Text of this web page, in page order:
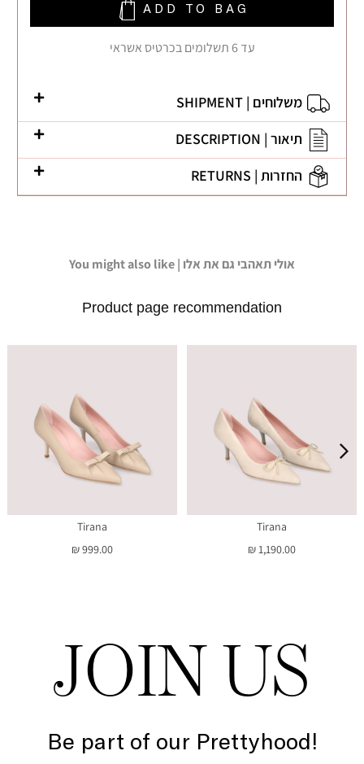
ADD TO BAG
עד 6 תשלומים בכרטיס אשראי
משלוחים | SHIPMENT
תיאור | DESCRIPTION
החזרות | RETURNS
You might also like | אולי תאהבי גם את אלו
Product page recommendation
Tirana
₪ 999.00
Tirana
₪ 1,190.00
JOIN US
Be part of our Prettyhood!